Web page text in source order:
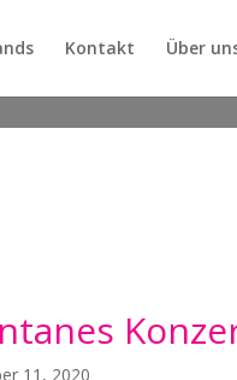
Kontakt Über
11, 2020